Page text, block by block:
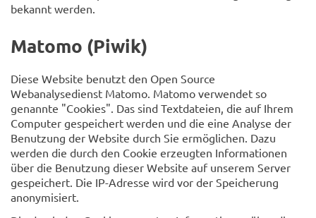
bekannt werden.
Matomo (Piwik)
Diese Website benutzt den Open Source
Webanalysedienst Matomo. Matomo verwendet so
genannte "Cookies". Das sind Textdateien, die auf Ihrem
Computer gespeichert werden und die eine Analyse der
Benutzung der Website durch Sie ermöglichen. Dazu
werden die durch den Cookie erzeugten Informationen
über die Benutzung dieser Website auf unserem Server
gespeichert. Die IP-Adresse wird vor der Speicherung
anonymisiert.